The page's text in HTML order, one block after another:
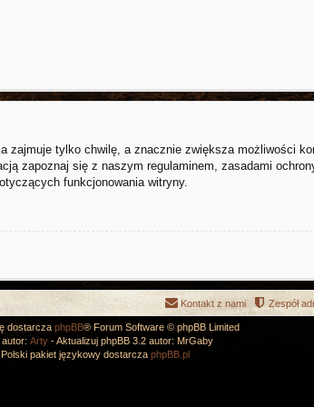
tylko chwilę, a znacznie zwiększa możliwości
zapoznaj się z naszym regulaminem, zasadami
funkcjonowania witryny.
Zespół
Kontakt z nami
dostarcza phpBB® Forum Software © phpBB Limited
Arty - Aktualizuj phpBB 3.2 autor: MrGaby
Polski pakiet językowy dostarcza phpBB.pl